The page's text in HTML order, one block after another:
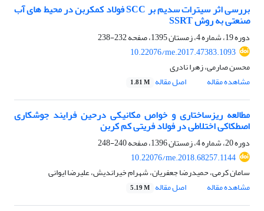
بررسی اثر سیترات سدیم بر SCC فولاد کمکربن در محیط های آب
صنعتی به روش SSRT
دوره 19، شماره 4، زمستان 1395، صفحه
232-238
10.22076/me.2017.47383.1093
محسن صارمی، زهرا نادری
مشاهده مقاله
اصل مقاله 1.81 M
مطالعه ریزساختاری و خواص مکانیکی درحین فرایند جوشکاری
اصطکاکی اختلاطی در فولاد فریتی کم کربن
دوره 20، شماره 4، زمستان 1396، صفحه
240-248
10.22076/me.2018.68257.1144
سامان کرمی، حمیدرضا جعفریان، شهرام خیراندیش، علیرضا ایوانی
مشاهده مقاله
اصل مقاله 5.19 M